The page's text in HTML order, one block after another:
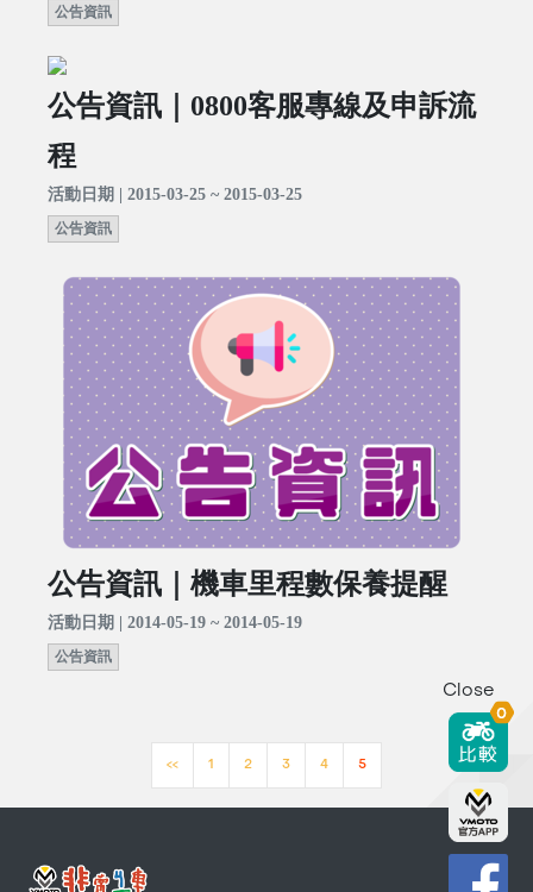
公告資訊
公告資訊｜0800客服專線及申訴流
程
活動日期 | 2015-03-25 ~ 2015-03-25
公告資訊
公告資訊｜機車里程數保養提醒
活動日期 | 2014-05-19 ~ 2014-05-19
公告資訊
<< 1 2 3 4 5
Close
0